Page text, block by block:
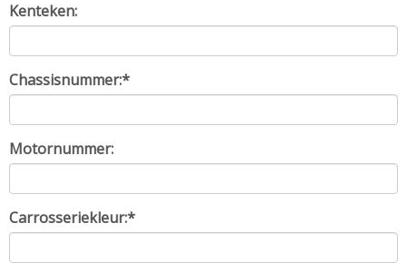
Kenteken:
Chassisnummer:*
Motornummer:
Carrosseriekleur:*